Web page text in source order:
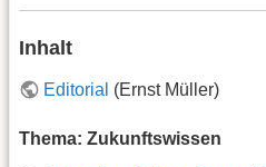
Inhalt
Editorial (Ernst Müller)
Thema: Zukunftswissen